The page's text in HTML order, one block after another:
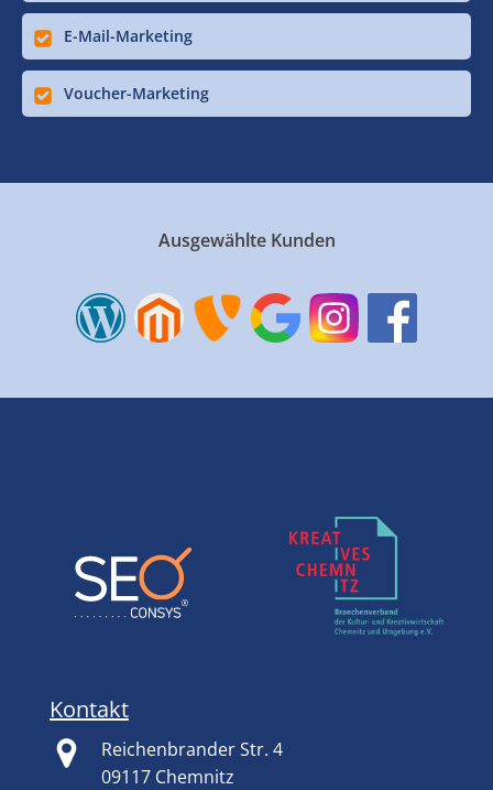
E-Mail-Marketing
Voucher-Marketing
Ausgewählte Kunden
Kontakt
Reichenbrander Str. 4
09117 Chemnitz